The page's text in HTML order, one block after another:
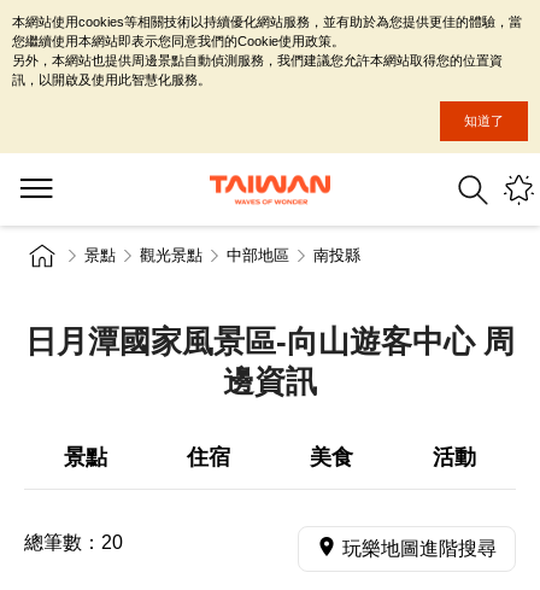
景點 觀光景點 中部地區 南投縣
日月潭國家風景區-向山遊客中心 周
邊資訊
景點 住宿 美食 活動
總筆數： 20 玩樂地圖進階搜尋
本網站使用cookies等相關技術以持續優化網站服務，並有助於為您提供更佳的體驗，當
您繼續使用本網站即表示您同意我們的Cookie使用政策。
另外，本網站也提供周邊景點自動偵測服務，我們建議您允許本網站取得您的位置資
訊，以開啟及使用此智慧化服務。
知道了